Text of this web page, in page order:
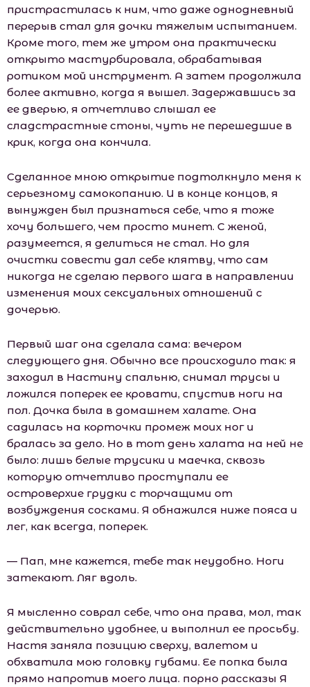
пристрастилась к ним, что даже однодневный
перерыв стал для дочки тяжелым испытанием.
Кроме того, тем же утром она практически
открыто мастурбировала, обрабатывая
ротиком мой инструмент. А затем продолжила
более активно, когда я вышел. Задержавшись за
ее дверью, я отчетливо слышал ее
сладстрастные стоны, чуть не перешедшие в
крик, когда она кончила.
Сделанное мною открытие подтолкнуло меня к
серьезному самокопанию. И в конце концов, я
вынужден был признаться себе, что я тоже
хочу большего, чем просто минет. С женой,
разумеется, я делиться не стал. Но для
очистки совести дал себе клятву, что сам
никогда не сделаю первого шага в направлении
изменения моих сексуальных отношений с
дочерью.
Первый шаг она сделала сама: вечером
следующего дня. Обычно все происходило так: я
заходил в Настину спальню, снимал трусы и
ложился поперек ее кровати, спустив ноги на
пол. Дочка была в домашнем халате. Она
садилась на корточки промеж моих ног и
бралась за дело. Но в тот день халата на ней не
было: лишь белые трусики и маечка, сквозь
которую отчетливо проступали ее
островерхие грудки с торчащими от
возбуждения сосками. Я обнажился ниже пояса и
лег, как всегда, поперек.
— Пап, мне кажется, тебе так неудобно. Ноги
затекают. Ляг вдоль.
Я мысленно соврал себе, что она права, мол, так
действительно удобнее, и выполнил ее просьбу.
Настя заняла позицию сверху, валетом и
обхватила мою головку губами. Ее попка была
прямо напротив моего лица. порно рассказы Я